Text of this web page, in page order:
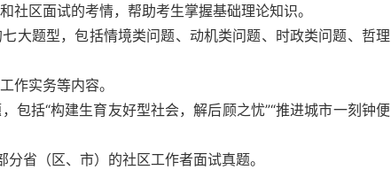
区面试的考情，帮助考生掌握基础理论知识。
大题型，包括情境类问题、动机类问题、时政类问题、哲理
作实务等内容。
包括“构建生育友好型社会，解后顾之忧”“推进城市一刻钟便
省（区、市）的社区工作者面试真题。